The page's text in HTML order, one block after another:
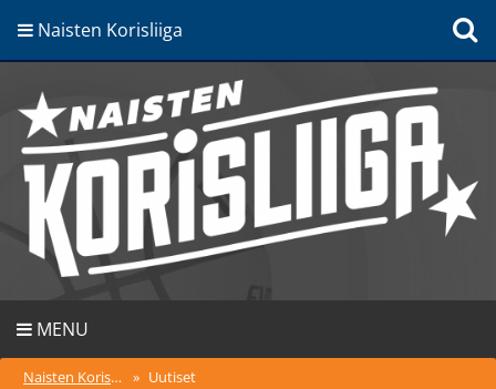
Naisten Korisliiga
MENU
Naisten Korisliiga » Uutiset